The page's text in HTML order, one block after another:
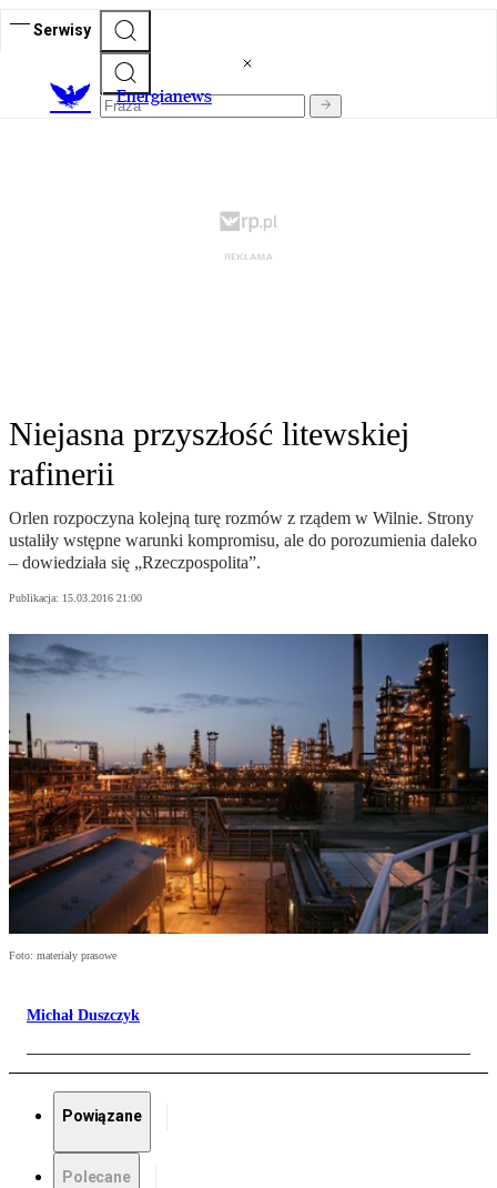
Serwisy
Energianews
Niejasna przyszłość litewskiej
rafinerii
Orlen rozpoczyna kolejną turę rozmów z rządem w Wilnie. Strony
ustaliły wstępne warunki kompromisu, ale do porozumienia daleko
– dowiedziała się „Rzeczpospolita”.
Publikacja: 15.03.2016 21:00
Foto: materiały prasowe
Michał Duszczyk
Powiązane
Polecane